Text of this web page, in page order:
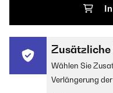
Zusätzliche
Wählen Sie
Verlängerung